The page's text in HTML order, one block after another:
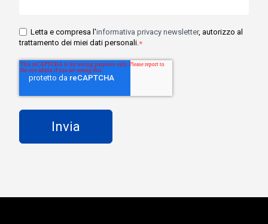
Letta e compresa l'informativa privacy newsletter, autorizzo al
trattamento dei miei dati personali. *